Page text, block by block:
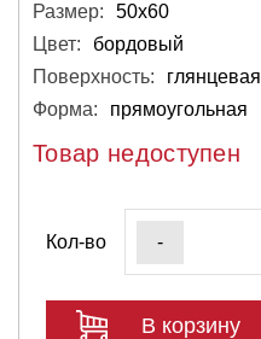
Размер:
50х60
Цвет:
бордовый
Поверхность:
глянцевая
Форма:
прямоугольная
Товар недоступен
Кол-во -
В корзину